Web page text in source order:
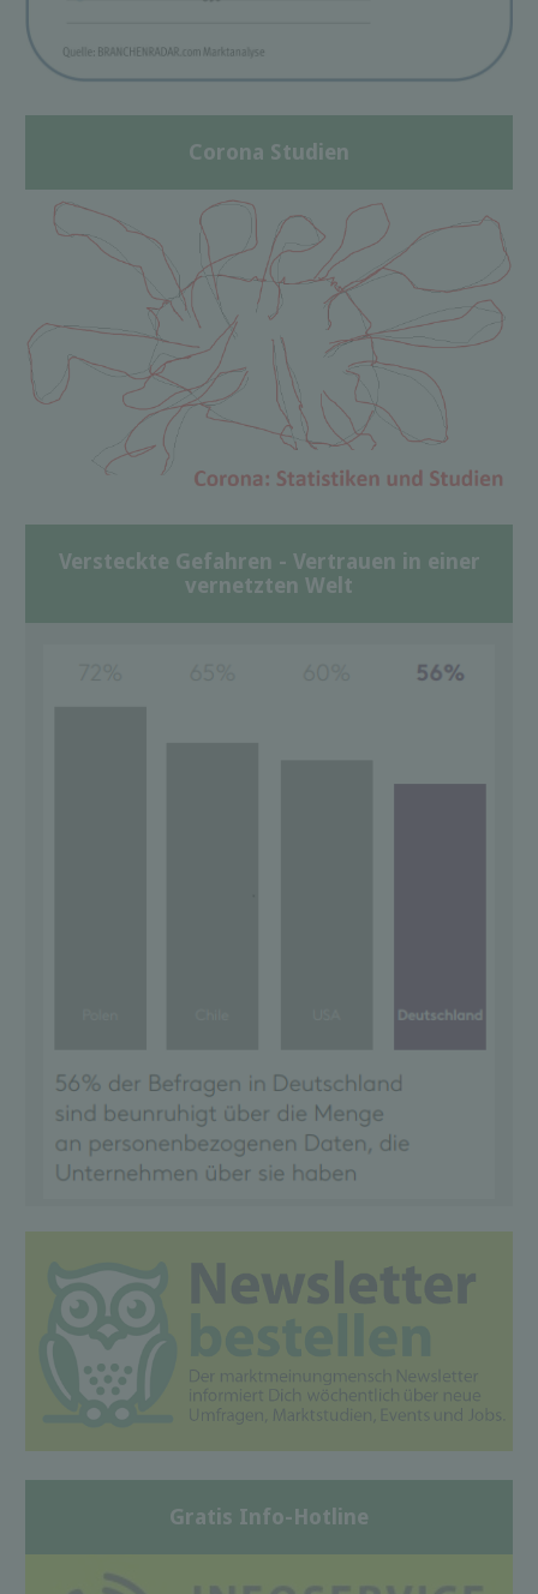
Corona Studien
Versteckte Gefahren - Vertrauen in einer
vernetzten Welt
Gratis Info-Hotline